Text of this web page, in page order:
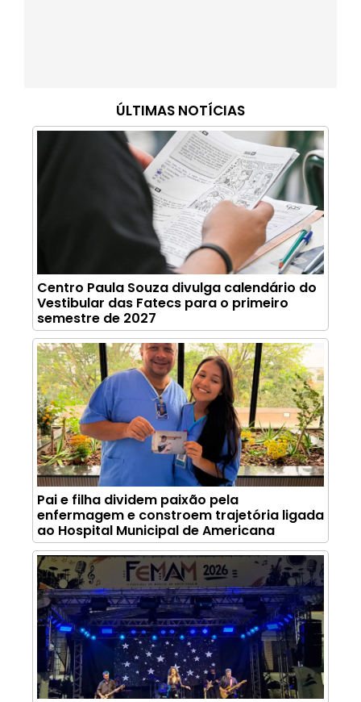
ÚLTIMAS NOTÍCIAS
Centro Paula Souza divulga calendário do
Vestibular das Fatecs para o primeiro
semestre de 2027
Pai e filha dividem paixão pela
enfermagem e constroem trajetória ligada
ao Hospital Municipal de Americana